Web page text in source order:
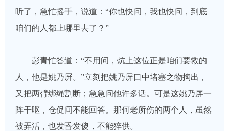
听了，急忙摇手，说道：“你也快问，我也快问，到底
咱们的人都上哪里去了？”
彭青忙答道：“不用问，炕上这位正是咱们要救的
人，他是姚乃屏。”立刻把姚乃屏口中堵塞之物掏出，
又把两臂绑绳割断；急急问他许多话。可是这姚乃屏一
阵干呕，仓促间不能回答。那何老所伤的两个人，虽然
被弄活，也发昏发傻，不能猝供。